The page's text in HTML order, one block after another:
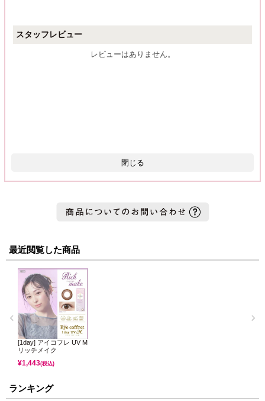
スタッフレビュー
レビューはありません。
閉じる
最近閲覧した商品
[1day] アイコフレ UV M
リッチメイク
¥1,443(税込)
ランキング